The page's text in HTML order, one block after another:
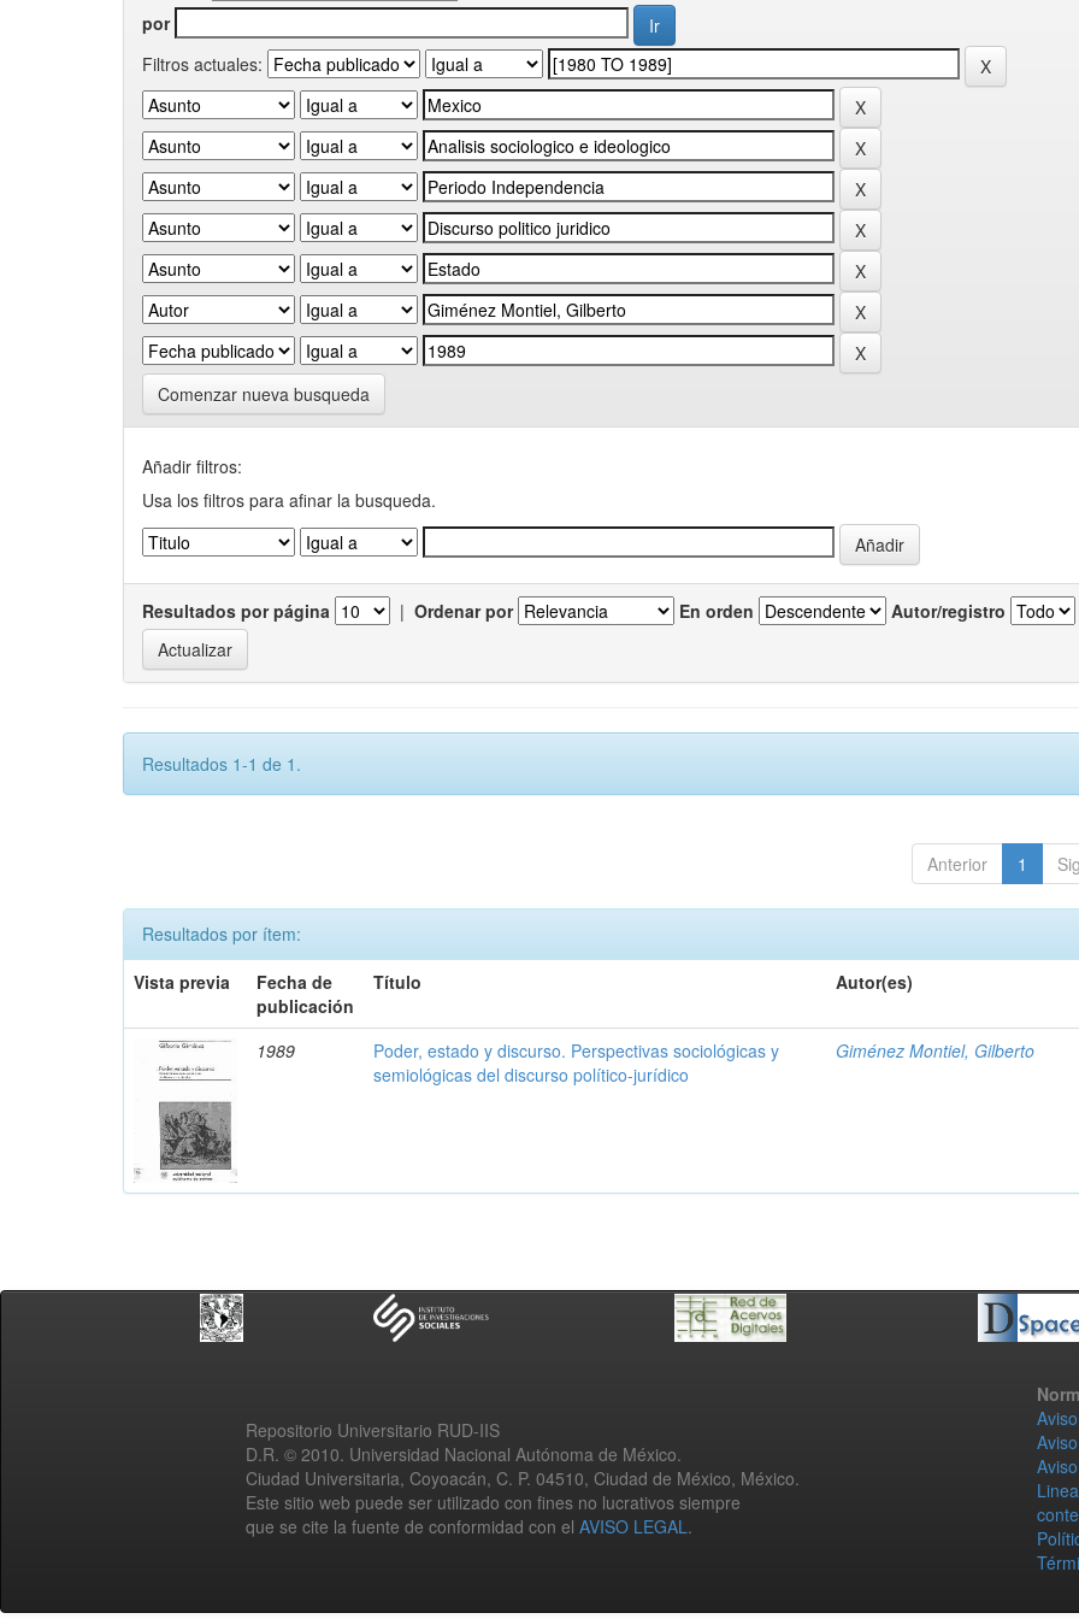
por
Filtros actuales:
Comenzar nueva busqueda
Añadir filtros:
Usa los filtros para afinar la busqueda.
Resultados por página | Ordenar por En orden Autor/registro
Resultados 1-1 de 1.
Anterior 1
Resultados por ítem:
Vista previa
Fecha de
publicación
Título Autor(es)
1989
Poder, estado y discurso. Perspectivas sociológicas y
semiológicas del discurso político-jurídico
Giménez Montiel, Gilberto
Repositorio Universitario RUD-IIS
D.R. © 2010. Universidad Nacional Autónoma de México.
Ciudad Universitaria, Coyoacán, C. P. 04510, Ciudad de México, México.
Este sitio web puede ser utilizado con fines no lucrativos siempre
que se cite la fuente de conformidad con el AVISO LEGAL.